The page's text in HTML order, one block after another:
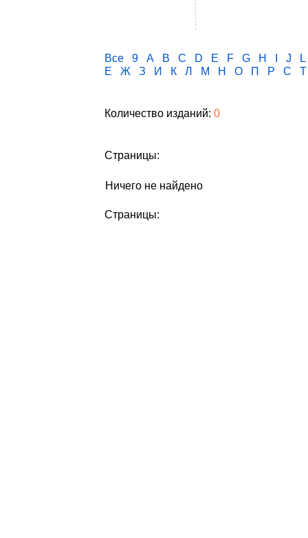
Все 9 A B C D E F G H J
L
Е
Ж З И К Л М Н О П Р С Т
Количество изданий: 0
Страницы:
Ничего не найдено
Страницы: